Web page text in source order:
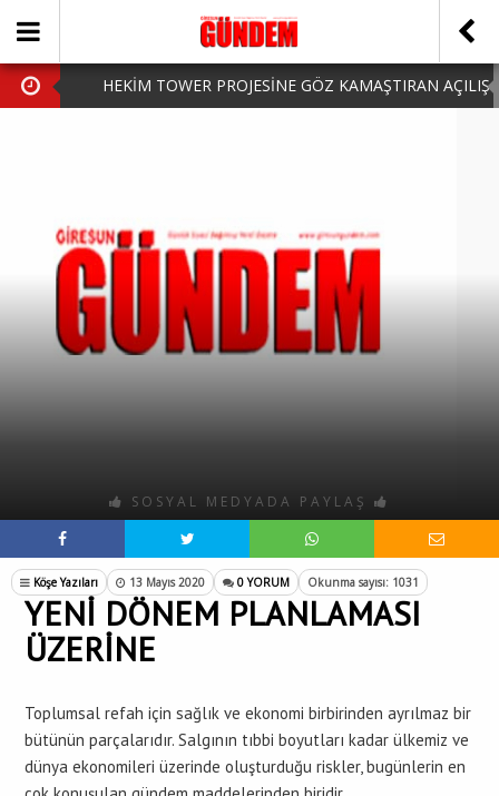
HEKİM TOWER PROJESİNE GÖZ KAMAŞTIRAN AÇILIŞ
HARUN CİCİ: VİDEOYU GÖRÜNCE GÖZLERİM DOLDU
SOSYAL MEDYADA PAYLAŞ
Köşe Yazıları 13 Mayıs 2020 0 YORUM Okunma sayısı: 1031
YENİ DÖNEM PLANLAMASI
ÜZERİNE
Toplumsal refah için sağlık ve ekonomi birbirinden ayrılmaz bir
bütünün parçalarıdır. Salgının tıbbi boyutları kadar ülkemiz ve
dünya ekonomileri üzerinde oluşturduğu riskler, bugünlerin en